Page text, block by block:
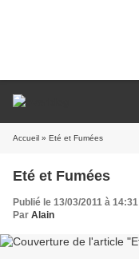
Accueil » Eté et Fumées
Eté et Fumées
Publié le 13/03/2011 à 14:31
Par Alain